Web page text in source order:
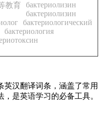
教育
бактериолизин
бактериолизин
бактериологический
бактериология
英汉翻译词条，涵盖了常用
是英语学习的必备工具。